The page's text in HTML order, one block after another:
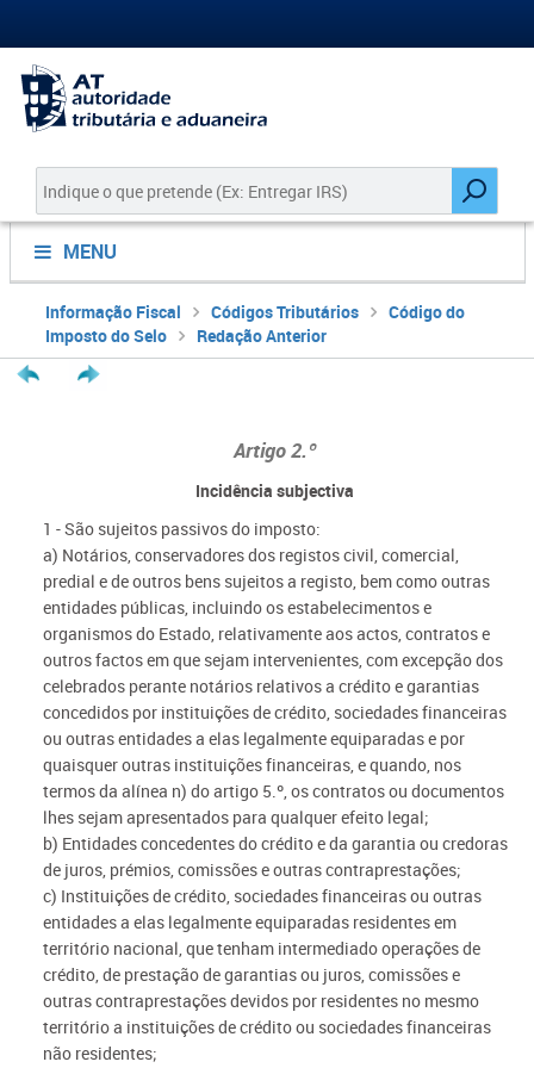
MENU
Informação Fiscal Códigos Tributários
Código do
Imposto do Selo
Redação Anterior
Artigo 2.º
Incidência subjectiva
1 - São sujeitos passivos do imposto:
a) Notários, conservadores dos registos civil, comercial,
predial e de outros bens sujeitos a registo, bem como outras
entidades públicas, incluindo os estabelecimentos e
organismos do Estado, relativamente aos actos, contratos e
outros factos em que sejam intervenientes, com excepção dos
celebrados perante notários relativos a crédito e garantias
concedidos por instituições de crédito, sociedades financeiras
ou outras entidades a elas legalmente equiparadas e por
quaisquer outras instituições financeiras, e quando, nos
termos da alínea n) do artigo 5.º, os contratos ou documentos
lhes sejam apresentados para qualquer efeito legal;
b) Entidades concedentes do crédito e da garantia ou credoras
de juros, prémios, comissões e outras contraprestações;
c) Instituições de crédito, sociedades financeiras ou outras
entidades a elas legalmente equiparadas residentes em
território nacional, que tenham intermediado operações de
crédito, de prestação de garantias ou juros, comissões e
outras contraprestações devidos por residentes no mesmo
território a instituições de crédito ou sociedades financeiras
não residentes;